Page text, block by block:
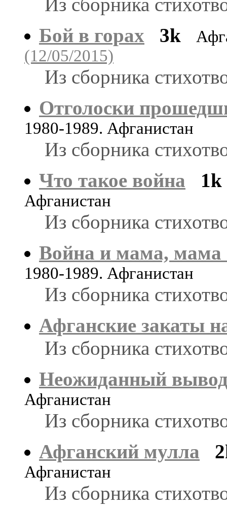
Бой в горах
3k
(12/05/2015)
Из сборника
Отголоски
1980-1989. Афганистан
Из сборника
Что такое война
1k
Афганистан
Из сборника
Война и мама, мама
1980-1989. Афганистан
Из сборника
Афганские закаты
Из сборника
Неожиданный
Афганистан
Из сборника
Афганский мулла
Афганистан
Из сборника